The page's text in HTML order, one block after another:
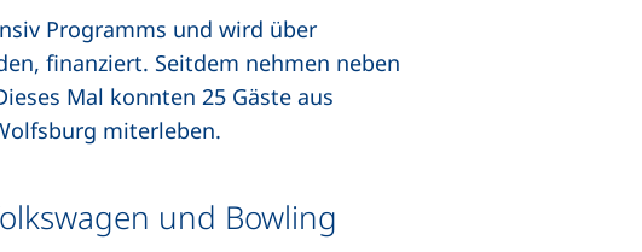
Programms und wird über
finanziert. Seitdem nehmen neben
Mal konnten 25 Gäste aus
miterleben.
und Bowling